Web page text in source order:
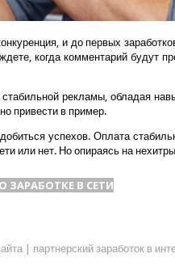
и до первых
когда комментарий будут
рекламы, обладая
привести в пример.
успехов. Оплата
или нет. Но опираясь на
ЗАРАБОТКЕ В СЕТИ
партнерский заработок в